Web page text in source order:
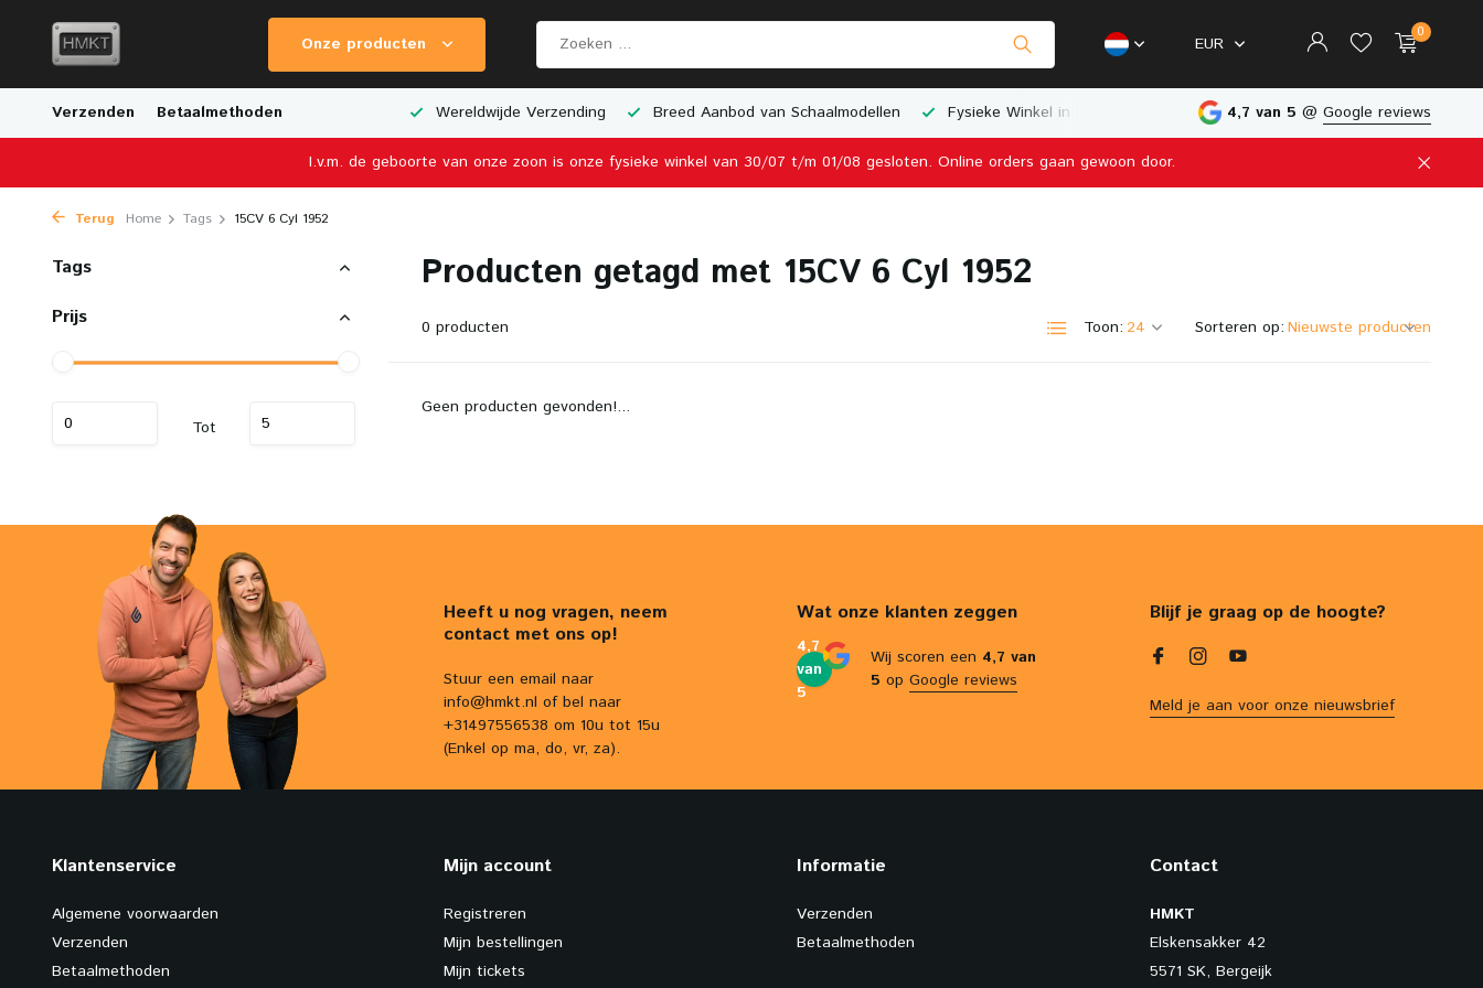
Onze producten EUR
0
Verzenden Betaalmethoden
Schaalmodellen Fysieke Winkel in Nederland Wereldwijde Verzending Breed Aanbod van Schaalmodellen Fysieke Winkel in Nederland 4,7 van 5 @ Google reviews
I.v.m. de geboorte van onze zoon is onze fysieke winkel van 30/07 t/m 01/08 gesloten. Online orders gaan gewoon door.
Terug Home Tags 15CV 6 Cyl 1952
Tags
Prijs
Tot
Producten getagd met 15CV 6 Cyl 1952
0 producten Toon: Sorteren op:
Geen producten gevonden!...
Heeft u nog vragen, neem
contact met ons op!
Stuur een email naar
info@hmkt.nl of bel naar
+31497556538 om 10u tot 15u
(Enkel op ma, do, vr, za).
Wat onze klanten zeggen
4,7
van
5
Wij scoren een 4,7 van
5 op Google reviews
Blijf je graag op de hoogte?
Meld je aan voor onze nieuwsbrief
Klantenservice
Algemene voorwaarden
Verzenden
Betaalmethoden
Mijn account
Registreren
Mijn bestellingen
Mijn tickets
Informatie
Verzenden
Betaalmethoden
Contact
HMKT
Elskensakker 42
5571 SK, Bergeijk